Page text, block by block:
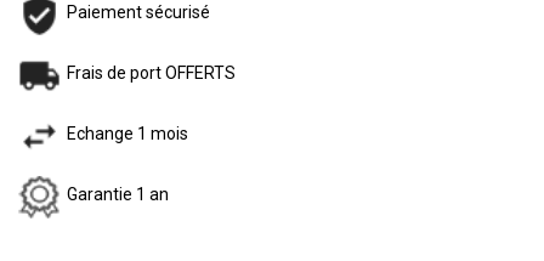
Paiement sécurisé
Frais de port OFFERTS
Echange 1 mois
Garantie 1 an